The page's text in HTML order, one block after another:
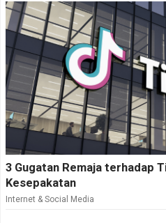
3 Gugatan Remaja terhadap
Kesepakatan
Internet & Social Media